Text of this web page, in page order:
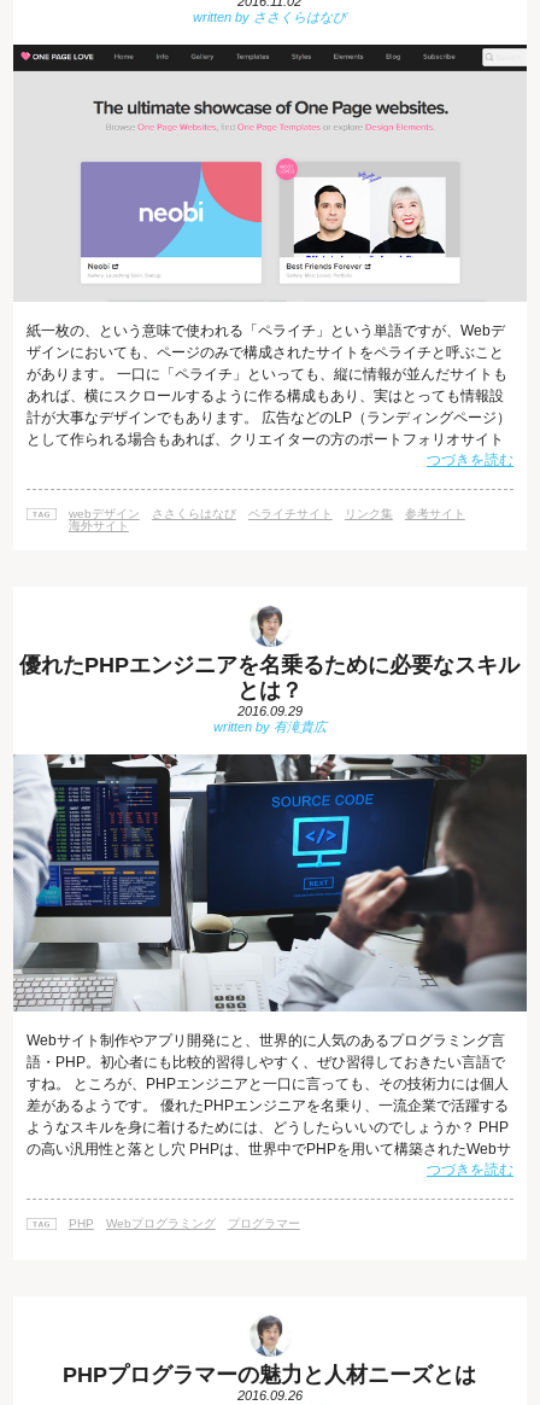
紙一枚の、という意味で使われる「ペライチ」という単語ですが、Webデ
ザインにおいても、ページのみで構成されたサイトをペライチと呼ぶこと
があります。 一口に「ペライチ」といっても、縦に情報が並んだサイトも
あれば、横にスクロールするように作る構成もあり、実はとっても情報設
計が大事なデザインでもあります。 広告などのLP（ランディングページ）
として作られる場合もあれば、クリエイターの方のポートフォリオサイト
などでもペライチサイトをよく見かけます。 本日紹介する「One Page
優れたペライチサイトばかりを集めているので、とても参考になります。
「One Page Love」の使い方 One Page Loveにアクセスをす
つづきを読む
webデザイン ささくらはなび ペライチサイト リンク集
参考サイト
海外サイト
優れたPHPエンジニアを名乗るために必要なスキル
とは？
2016.09.29
Webサイト制作やアプリ開発にと、世界的に人気のあるプログラミング言
語・PHP。初心者にも比較的習得しやすく、ぜひ習得しておきたい言語で
すね。 ところが、PHPエンジニアと一口に言っても、その技術力には個人
差があるようです。 優れたPHPエンジニアを名乗り、一流企業で活躍する
ようなスキルを身に着けるためには、どうしたらいいのでしょうか？ PHP
の高い汎用性と落とし穴 PHPは、世界中でPHPを用いて構築されたWebサ
イトが2億5000万を超えるとも言われる、汎用性の高いプログラミング言
べてかなり自由で、型の指定も必要なく、初心者にも扱いやすい、敷居の
つづきを読む
PHP Webプログラミング プログラマー
PHPプログラマーの魅力と人材ニーズとは
2016.09.26